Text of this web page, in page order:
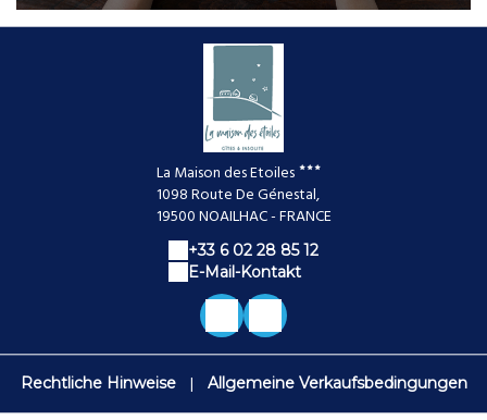
La Maison des Etoiles
1098 Route De Génestal,
19500 NOAILHAC - FRANCE
+33 6 02 28 85 12
E-Mail-Kontakt
Rechtliche Hinweise | Allgemeine Verkaufsbedingungen